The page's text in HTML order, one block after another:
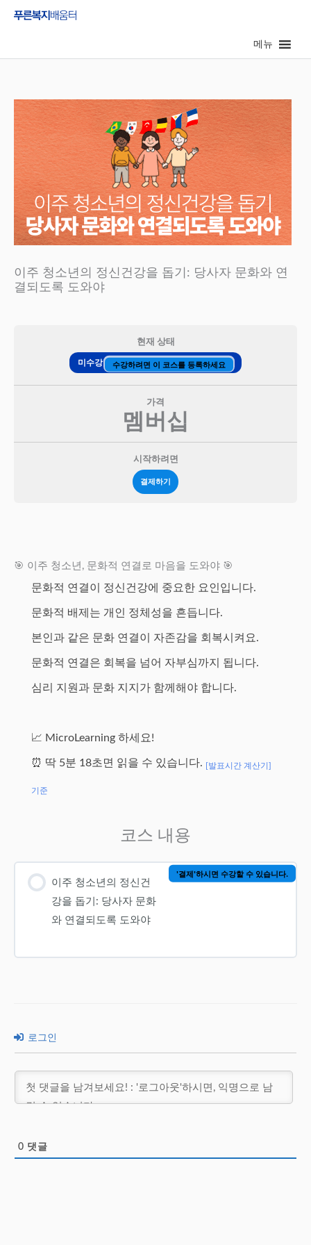
메뉴
이주 청소년의 정신건강을 돕기: 당사자 문화와 연
결되도록 도와야
현재 상태
미수강 수강하려면 이 코스를 등록하세요
가격
멤버십
시작하려면
결제하기
🎯 이주 청소년, 문화적 연결로 마음을 도와야 🎯
문화적 연결이 정신건강에 중요한 요인입니다.
문화적 배제는 개인 정체성을 흔듭니다.
본인과 같은 문화 연결이 자존감을 회복시켜요.
문화적 연결은 회복을 넘어 자부심까지 됩니다.
심리 지원과 문화 지지가 함께해야 합니다.
📈 MicroLearning 하세요!
⏰ 딱 5분 18초면 읽을 수 있습니다. [발표시간 계산기]
기준
코스 내용
이주 청소년의 정신건
강을 돕기: 당사자 문화
와 연결되도록 도와야
'결제'하시면 수강할 수 있습니다.
로그인
0 댓글